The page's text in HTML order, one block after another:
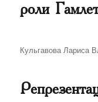
роли
Автор
Кульгавова Лариса